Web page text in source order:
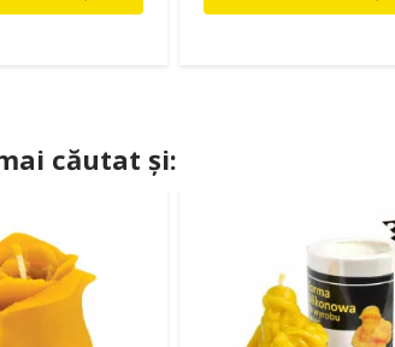
căutat și: